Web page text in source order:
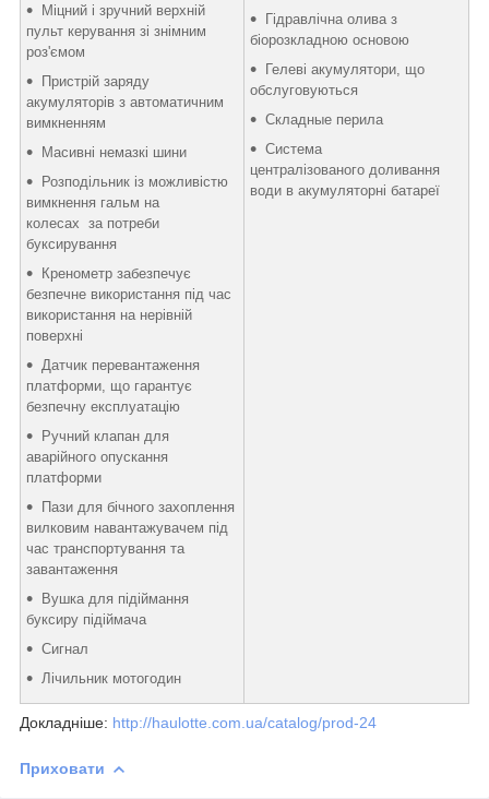
Міцний і зручний верхній
пульт керування зі знімним
роз'ємом
Пристрій заряду
акумуляторів з автоматичним
вимкненням
Масивні немазкі шини
Розподільник із можливістю
вимкнення гальм на
колесах за потреби
буксирування
Кренометр забезпечує
безпечне використання під час
використання на нерівній
поверхні
Датчик перевантаження
платформи, що гарантує
безпечну експлуатацію
Ручний клапан для
аварійного опускання
платформи
Пази для бічного захоплення
вилковим навантажувачем під
час транспортування та
завантаження
Вушка для підіймання
буксиру підіймача
Сигнал
Лічильник мотогодин
Гідравлічна олива з
біорозкладною основою
Гелеві акумулятори, що
обслуговуються
Складные перила
Система
централізованого доливання
води в акумуляторні батареї
Докладніше: http://haulotte.com.ua/catalog/prod-24
Приховати